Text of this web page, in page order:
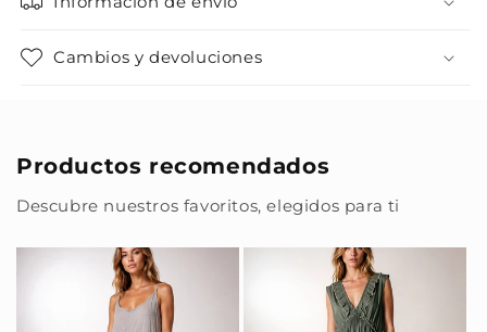
Cambios y devoluciones
Productos recomendados
Descubre nuestros favoritos, elegidos para ti